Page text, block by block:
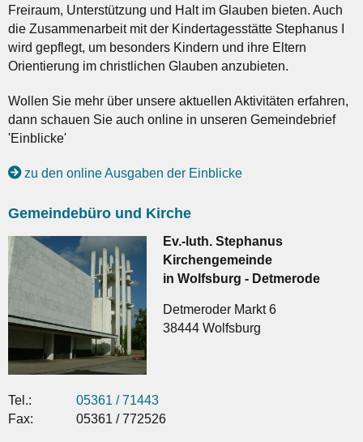
Freiraum, Unterstützung und Halt im Glauben bieten. Auch
die Zusammenarbeit mit der Kindertagesstätte Stephanus I
wird gepflegt, um besonders Kindern und ihre Eltern
Orientierung im christlichen Glauben anzubieten.
Wollen Sie mehr über unsere aktuellen Aktivitäten erfahren,
dann schauen Sie auch online in unseren Gemeindebrief
'Einblicke'
zu den online Ausgaben der Einblicke
Gemeindebüro und Kirche
Ev.-luth. Stephanus
Kirchengemeinde
in Wolfsburg - Detmerode
Detmeroder Markt 6
38444 Wolfsburg
Tel.:
05361 / 71443
Fax:
05361 / 772526